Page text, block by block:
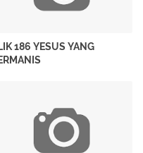
186 YESUS YANG